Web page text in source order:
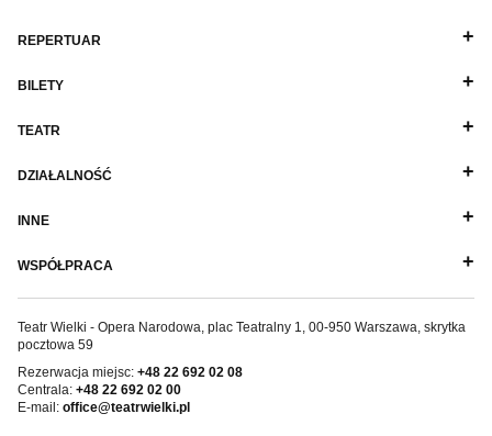
REPERTUAR
BILETY
TEATR
DZIAŁALNOŚĆ
INNE
WSPÓŁPRACA
Teatr Wielki - Opera Narodowa, plac Teatralny 1, 00-950 Warszawa, skrytka
pocztowa 59
Rezerwacja miejsc: +48 22 692 02 08
Centrala: +48 22 692 02 00
E-mail: office@teatrwielki.pl